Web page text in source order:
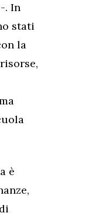
. In
stati
la
è